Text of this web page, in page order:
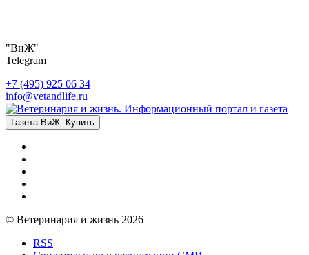
"ВиЖ"
Telegram
+7 (495) 925 06 34
info@vetandlife.ru
Газета ВиЖ. Купить
© Ветеринария и жизнь 2026
RSS